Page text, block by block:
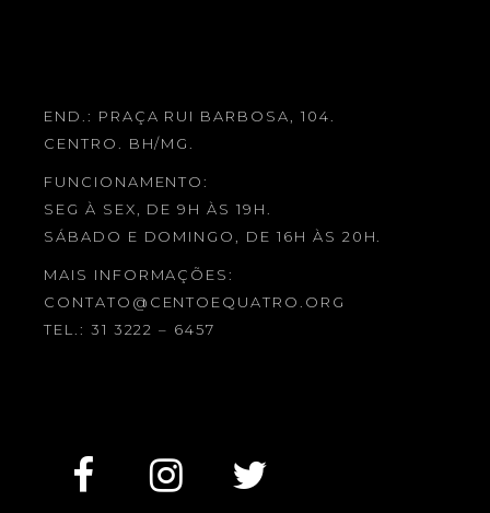
END.: PRAÇA RUI BARBOSA, 104.
CENTRO. BH/MG.
FUNCIONAMENTO:
SEG À SEX, DE 9H ÀS 19H.
SÁBADO E DOMINGO, DE 16H ÀS 20H.
MAIS INFORMAÇÕES:
CONTATO@CENTOEQUATRO.ORG
TEL.: 31 3222 – 6457